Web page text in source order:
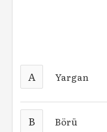
A Yargan
B Börü